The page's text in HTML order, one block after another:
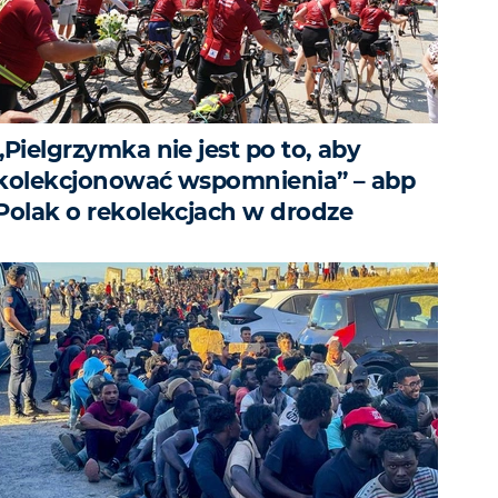
nie jest po to, aby
wspomnienia” – abp
o rekolekcjach w drodze